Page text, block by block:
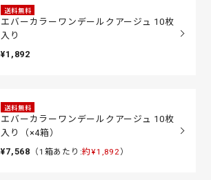
送料無料
エバーカラーワンデールクアージュ 10枚
入り
¥1,892
送料無料
エバーカラーワンデールクアージュ 10枚
入り（×4箱）
¥7,568 （1箱あたり:約¥1,892）